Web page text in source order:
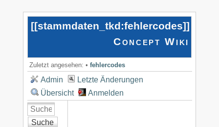
[[stammdaten_tkd:fehlercodes]]
Concept Wiki
Zuletzt angesehen: • fehlercodes
Admin
Letzte Änderungen
Übersicht
Anmelden
Suche